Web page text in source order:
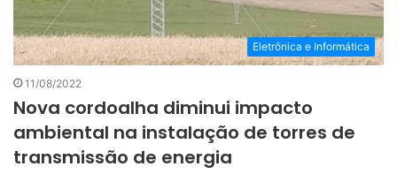
Eletrônica e Informática
11/08/2022
Nova cordoalha diminui impacto
ambiental na instalação de torres de
transmissão de energia